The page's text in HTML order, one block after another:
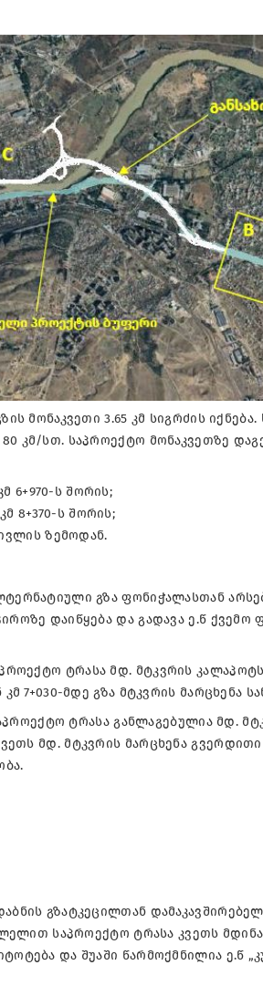
მონაკვეთი 3.65 კმ სიგრძის
კმ/სთ. საპროექტო მონაკვეთზე
6+970-ს შორის;
8+370-ს შორის;
ზემოდან.
გზა ფონიჭალასთან
დაიწყება და გადავა ე.წ ქვემო
ტრასა მდ. მტკვრის
7+030-მდე გზა მტკვრის მარცხენა
ტრასა განლაგებულია მდ.
მდ. მტკვრის მარცხენა გვერდითი
გზატკეცილთან
საპროექტო ტრასა კვეთს
და შუაში წარმოქმნილია ე.წ